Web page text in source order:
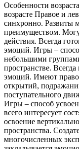
Особенности
возрасте Правое и
синхронно. Развиты
преимуществом.
действия. Всегда
эмоций. Игры –
небольшими
пространстве.
эмоций. Имеют
открытий,
поступательного
Игры – способ
всего интересует
освоение
пространства.
многочисленных